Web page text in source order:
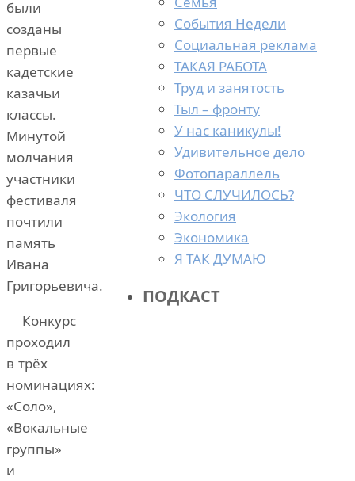
были
созданы
первые
кадетские
казачьи
классы.
Минутой
молчания
участники
фестиваля
почтили
память
Ивана
Григорьевича.
Конкурс
проходил
в трёх
номинациях:
«Соло»,
«Вокальные
группы»
и
События Недели
Социальная реклама
ТАКАЯ РАБОТА
Труд и занятость
Тыл – фронту
У нас каникулы!
Удивительное дело
Фотопараллель
ЧТО СЛУЧИЛОСЬ?
Экология
Экономика
Я ТАК ДУМАЮ
ПОДКАСТ